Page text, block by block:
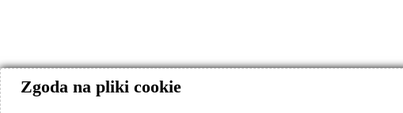
Zgoda na pliki cookie